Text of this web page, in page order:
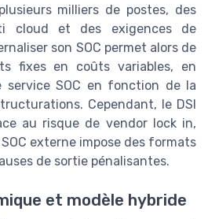
milliers de postes, des
cloud et des exigences de
son SOC permet alors de
fixes en coûts variables, en
SOC en fonction de la
Cependant, le DSI
au risque de vendor lock in,
externe impose des formats
de sortie pénalisantes.
et modèle hybride